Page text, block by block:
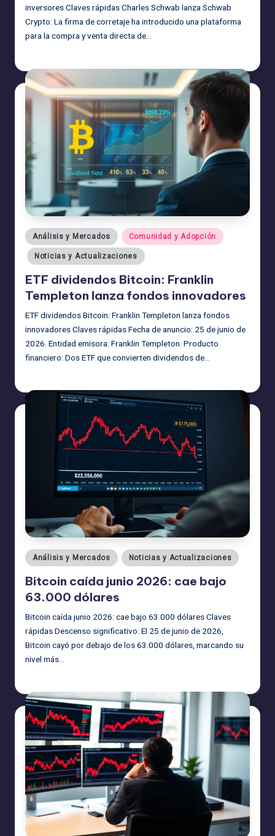
inversores Claves rápidas Charles Schwab lanza Schwab
Crypto: La firma de corretaje ha introducido una plataforma
para la compra y venta directa de…
Publicado
en
Análisis y Mercados Comunidad y Adopción
Noticias y Actualizaciones
ETF dividendos Bitcoin: Franklin
Templeton lanza fondos innovadores
ETF dividendos Bitcoin: Franklin Templeton lanza fondos
innovadores Claves rápidas Fecha de anuncio: 25 de junio de
2026. Entidad emisora: Franklin Templeton. Producto
financiero: Dos ETF que convierten dividendos de…
Publicado
en
Análisis y Mercados Noticias y Actualizaciones
Bitcoin caída junio 2026: cae bajo
63.000 dólares
Bitcoin caída junio 2026: cae bajo 63.000 dólares Claves
rápidas Descenso significativo: El 25 de junio de 2026,
Bitcoin cayó por debajo de los 63.000 dólares, marcando su
nivel más…